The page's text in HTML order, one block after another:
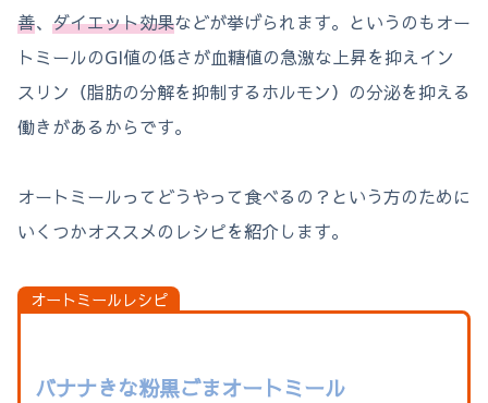
善、 ダイエット効果などが挙げられます。というのもオー
トミールのGI値の低さが血糖値の急激な上昇を抑えイン
スリン（脂肪の分解を抑制するホルモン）の分泌を抑える
働きがあるからです。
オートミールってどうやって食べるの？という方のために
いくつかオススメのレシピを紹介します。
オートミールレシピ
バナナきな粉黒ごまオートミール